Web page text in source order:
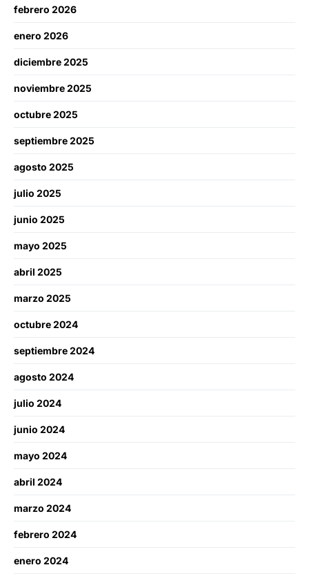
febrero 2026
enero 2026
diciembre 2025
noviembre 2025
octubre 2025
septiembre 2025
agosto 2025
julio 2025
junio 2025
mayo 2025
abril 2025
marzo 2025
octubre 2024
septiembre 2024
agosto 2024
julio 2024
junio 2024
mayo 2024
abril 2024
marzo 2024
febrero 2024
enero 2024